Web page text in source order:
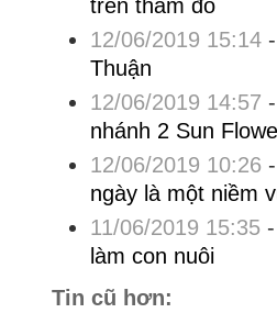
trên thảm đỏ
12/06/2019 15:14-
Thuận
12/06/2019 14:57 -
nhánh 2 Sun
12/06/2019 10:26 -
ngày là một niềm
11/06/2019 15:35-
làm con nuôi
Tin cũ hơn: